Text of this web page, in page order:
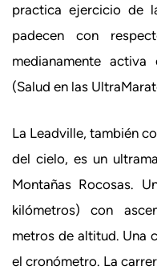
practica ejercicio de
padecen con
medianamente
(Salud en las
La Leadville, también
del cielo, es un
Montañas Rocosas.
kilómetros) con
metros de altitud. Una
el cronómetro. La